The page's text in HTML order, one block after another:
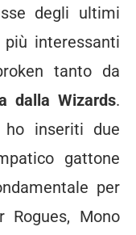
degli ultimi
interessanti
tanto da
dalla Wizards.
inseriti due
gattone
per
Mono